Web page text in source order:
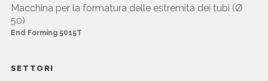
Macchina per la formatura delle estremità dei tubi (Ø
50)
End Forming 5015T
SETTORI